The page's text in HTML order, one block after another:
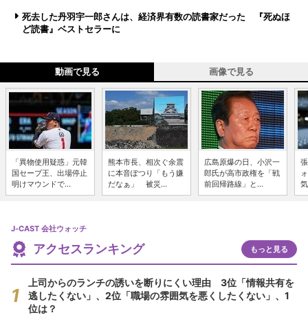
死去した丹羽宇一郎さんは、経済界有数の読書家だった 『死ぬほ
ど読書』ベストセラーに
動画で見る 画像で見る
「異物使用疑惑」元韓
国セーブ王、出場停止
明けマウンドで...
熊本市長、相次ぐ余震
に本音ぽつり「もう嫌
だなぁ」 被災...
広島原爆の日、小沢一
郎氏が高市政権を「戦
前回帰路線」と...
J-CAST 会社ウォッチ
アクセスランキング もっと見る
上司からのランチの誘いを断りにくい理由 3位「情報共有を
逃したくない」、2位「職場の雰囲気を悪くしたくない」、1
位は？